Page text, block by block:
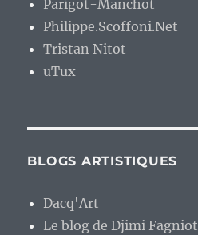
Parigot-Manchot
Philippe.Scoffoni.Net
Tristan Nitot
uTux
BLOGS ARTISTIQUES
Dacq'Art
Le blog de Djimi Fagniot